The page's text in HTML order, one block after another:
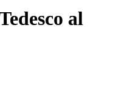
al